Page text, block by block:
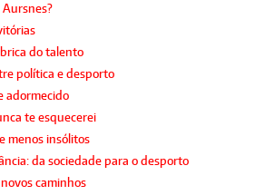
Aursnes?
do talento
política e desporto
adormecido
te esquecerei
menos insólitos
da sociedade para o desporto
caminhos